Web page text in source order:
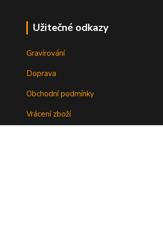
Užitečné odkazy
Gravírování
Doprava
Obchodní podmínky
Vrácení zboží